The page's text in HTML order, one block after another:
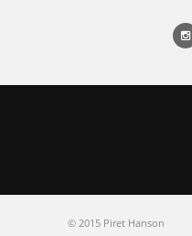
© 2015 Piret Hanson